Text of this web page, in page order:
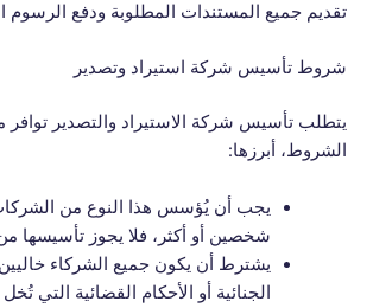
تقديم جميع المستندات المطلوبة ودفع الرسوم
شروط تأسيس شركة استيراد وتصدير
يتطلب تأسيس شركة الاستيراد والتصدير
الشروط، أبرزها:
يجب أن يُؤسس هذا النوع من
شخصين أو أكثر، فلا يجوز تأسيسها
يشترط أن يكون جميع الشركاء
الجنائية أو الأحكام القضائية التي